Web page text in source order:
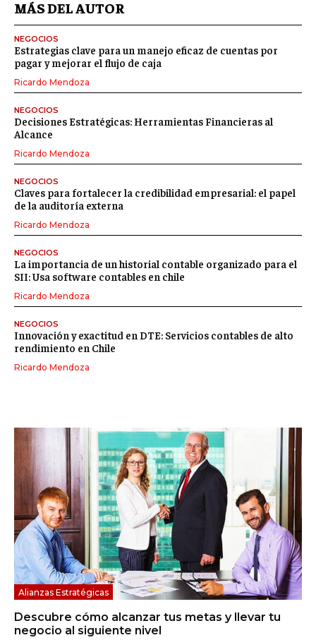
Alianzas Estratégicas
Descubre cómo alcanzar tus metas y llevar tu
negocio al siguiente nivel
MÁS DEL AUTOR
NEGOCIOS
Estrategias clave para un manejo eficaz de cuentas por
pagar y mejorar el flujo de caja
Ricardo Mendoza
NEGOCIOS
Decisiones Estratégicas: Herramientas Financieras al
Alcance
Ricardo Mendoza
NEGOCIOS
Claves para fortalecer la credibilidad empresarial: el papel
de la auditoría externa
Ricardo Mendoza
NEGOCIOS
La importancia de un historial contable organizado para el
SII: Usa software contables en chile
Ricardo Mendoza
NEGOCIOS
Innovación y exactitud en DTE: Servicios contables de alto
rendimiento en Chile
Ricardo Mendoza